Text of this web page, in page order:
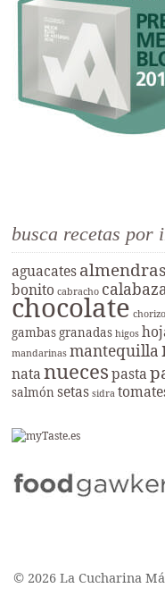
busca recetas por
aguacatesalmendras
bonito cabracho
chocolate chorizo
gambas granadas higos
mandarinas mantequilla
nata nueces pasta
salmónsetas sidra
© 2026 La Cucharina